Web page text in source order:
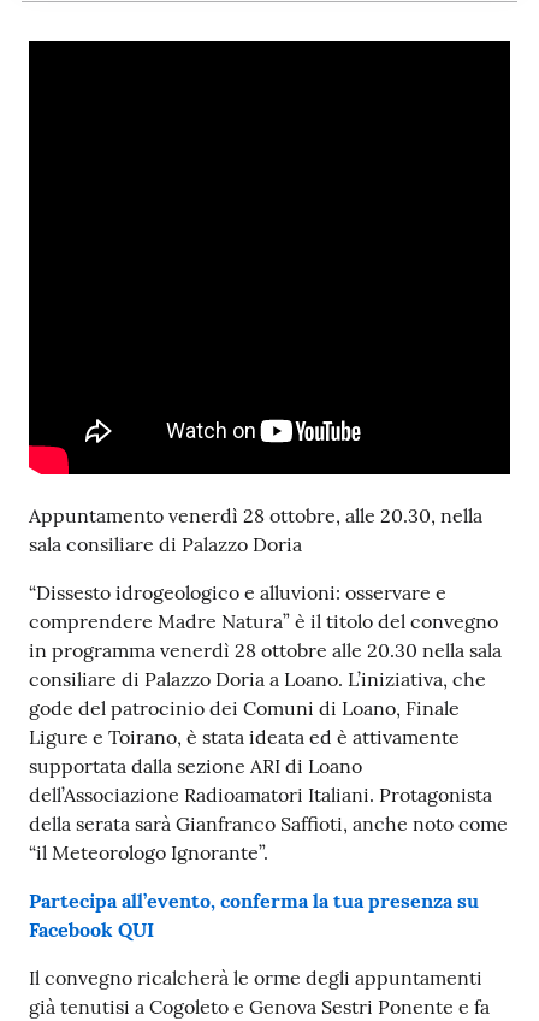
Appuntamento venerdì 28 ottobre, alle 20.30, nella
sala consiliare di Palazzo Doria
“Dissesto idrogeologico e alluvioni: osservare e
comprendere Madre Natura” è il titolo del convegno
in programma venerdì 28 ottobre alle 20.30 nella sala
consiliare di Palazzo Doria a Loano. L’iniziativa, che
gode del patrocinio dei Comuni di Loano, Finale
Ligure e Toirano, è stata ideata ed è attivamente
supportata dalla sezione ARI di Loano
dell’Associazione Radioamatori Italiani. Protagonista
della serata sarà Gianfranco Saffioti, anche noto come
“il Meteorologo Ignorante”.
Partecipa all’evento, conferma la tua presenza su
Facebook QUI
Il convegno ricalcherà le orme degli appuntamenti
già tenutisi a Cogoleto e Genova Sestri Ponente e fa